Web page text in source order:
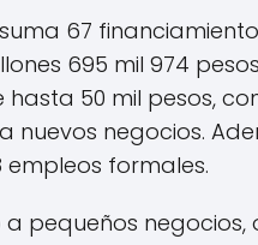
67
695 mil 974
50 mil pesos,
nuevos negocios.
formales.
a pequeños